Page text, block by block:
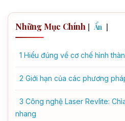
Những Mục Chính [ Ẩn ]
1 Hiểu đúng về cơ chế hình
2 Giới hạn của các phương
3 Công nghệ Laser Revlite:
nhang